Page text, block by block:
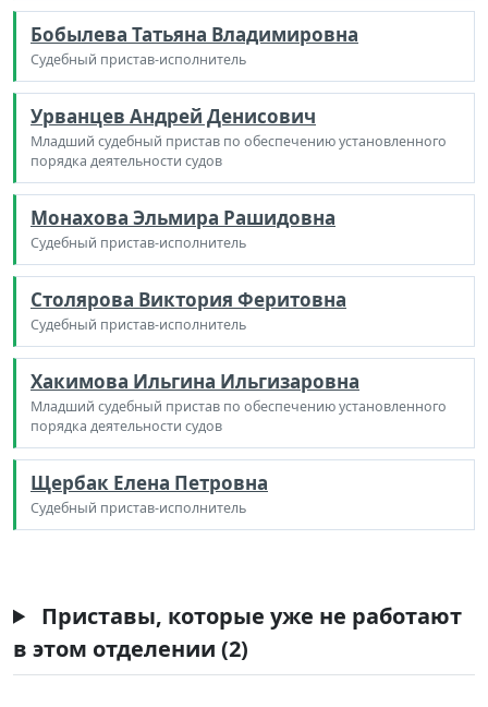
Бобылева Татьяна Владимировна
Судебный пристав-исполнитель
Урванцев Андрей Денисович
Младший судебный пристав по обеспечению установленного
порядка деятельности судов
Монахова Эльмира Рашидовна
Судебный пристав-исполнитель
Столярова Виктория Феритовна
Судебный пристав-исполнитель
Хакимова Ильгина Ильгизаровна
Младший судебный пристав по обеспечению установленного
порядка деятельности судов
Щербак Елена Петровна
Судебный пристав-исполнитель
Приставы, которые уже не работают
в этом отделении (2)